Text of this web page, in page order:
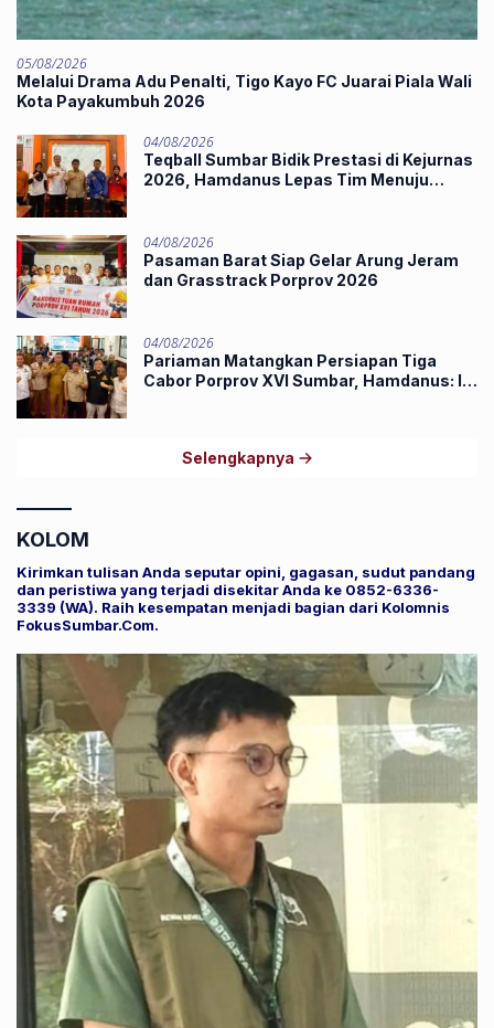
05/08/2026
Melalui Drama Adu Penalti, Tigo Kayo FC Juarai Piala Wali
Kota Payakumbuh 2026
04/08/2026
Teqball Sumbar Bidik Prestasi di Kejurnas
2026, Hamdanus Lepas Tim Menuju
04/08/2026
Pasaman Barat Siap Gelar Arung Jeram
dan Grasstrack Porprov 2026
04/08/2026
Pariaman Matangkan Persiapan Tiga
Cabor Porprov XVI Sumbar, Hamdanus: Ini
Selengkapnya
KOLOM
Kirimkan tulisan Anda seputar opini, gagasan, sudut pandang
dan peristiwa yang terjadi disekitar Anda ke 0852-6336-
3339 (WA). Raih kesempatan menjadi bagian dari Kolomnis
FokusSumbar.Com.